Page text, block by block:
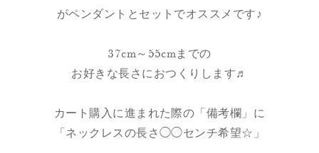
がペンダントとセットでオススメです♪
37cm～55cmまでの
お好きな長さにおつくりします♬
カート購入に進まれた際の「備考欄」に
「ネックレスの長さ◯◯センチ希望☆」